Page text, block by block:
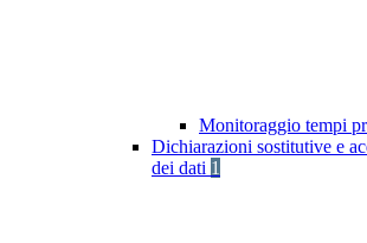
Monitoraggio tempi
Dichiarazioni sostitutive e
dei dati 1